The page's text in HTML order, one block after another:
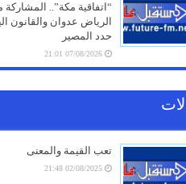
“اتفاقية مكة”.. المشاركة
الرياض عدوان والقانون
حدد المصير
07/08/2026 21:01
حشود عسكرية ومخازن
تعب القيمة والمعنى
02/08/2025 21:48